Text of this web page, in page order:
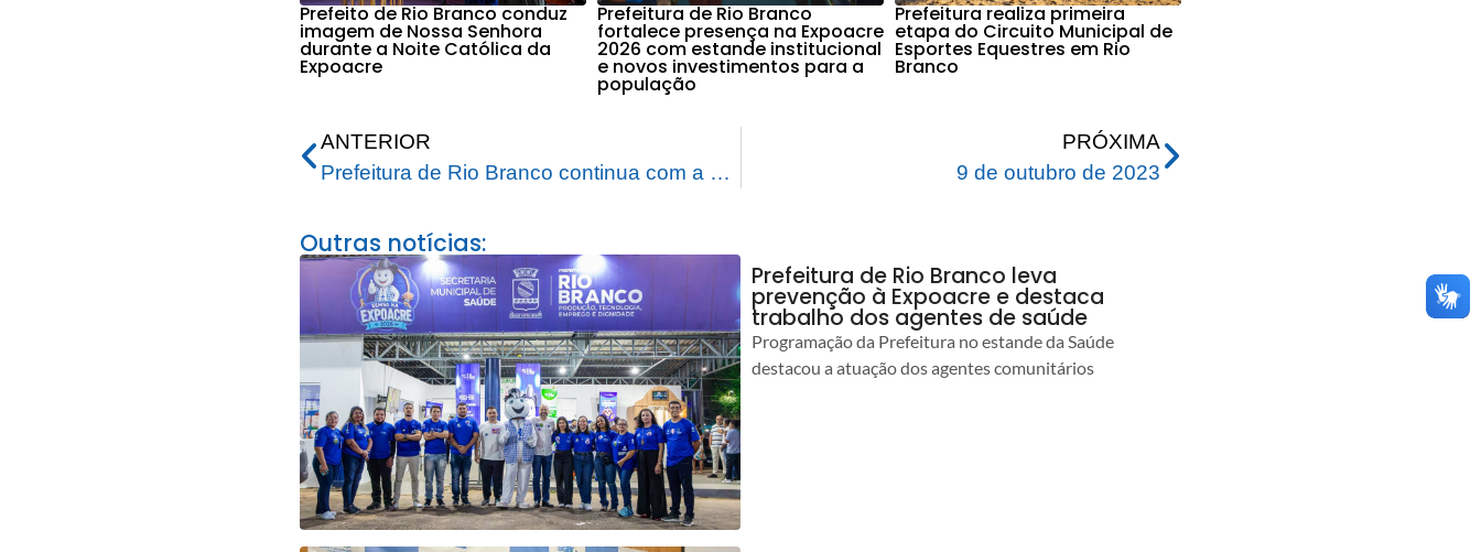
Prefeito de Rio Branco conduz
imagem de Nossa Senhora
durante a Noite Católica da
Expoacre
Prefeitura de Rio Branco
fortalece presença na Expoacre
2026 com estande institucional
e novos investimentos para a
população
Prefeitura realiza primeira
etapa do Circuito Municipal de
Esportes Equestres em Rio
Branco
ANTERIOR
Prefeitura de Rio Branco continua com a vacinação antirrábica em pontos fixos da capital
PRÓXIMA
9 de outubro de 2023
Outras notícias:
Prefeitura de Rio Branco leva
prevenção à Expoacre e destaca
trabalho dos agentes de saúde
Programação da Prefeitura no estande da Saúde
destacou a atuação dos agentes comunitários